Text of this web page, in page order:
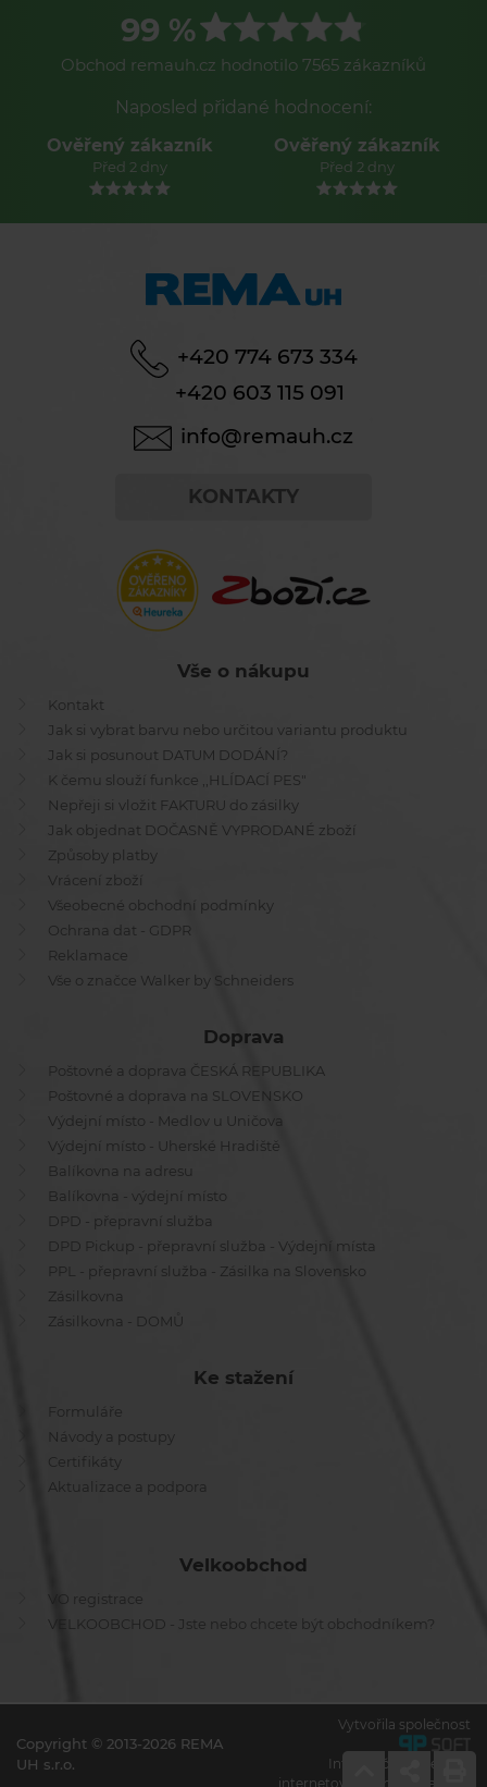
99 %
Obchod remauh.cz hodnotilo 7565 zákazníků
Naposled přidané hodnocení:
Ověřený zákazník
Před 2 dny
Ověřený zákazník
Před 2 dny
+420 774 673 334
+420 603 115 091
info@remauh.cz
KONTAKTY
Vše o nákupu
Kontakt
Jak si vybrat barvu nebo určitou variantu produktu
Jak si posunout DATUM DODÁNÍ?
K čemu slouží funkce ,,HLÍDACÍ PES"
Nepřeji si vložit FAKTURU do zásilky
Jak objednat DOČASNĚ VYPRODANÉ zboží
Způsoby platby
Vrácení zboží
Všeobecné obchodní podmínky
Ochrana dat - GDPR
Reklamace
Vše o značce Walker by Schneiders
Doprava
Poštovné a doprava ČESKÁ REPUBLIKA
Poštovné a doprava na SLOVENSKO
Výdejní místo - Medlov u Uničova
Výdejní místo - Uherské Hradiště
Balíkovna na adresu
Balíkovna - výdejní místo
DPD - přepravní služba
DPD Pickup - přepravní služba - Výdejní místa
PPL - přepravní služba - Zásilka na Slovensko
Zásilkovna
Zásilkovna - DOMŮ
Ke stažení
Formuláře
Návody a postupy
Certifikáty
Aktualizace a podpora
Velkoobchod
VO registrace
VELKOOBCHOD - Jste nebo chcete být obchodníkem?
Copyright © 2013-2026 REMA
UH s.r.o.
Vytvořila společnost
Informační systémy a
internetové obchody na míru